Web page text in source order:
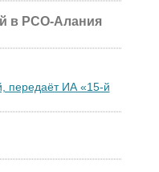
в РСО-Алания
передаёт ИА «15-й